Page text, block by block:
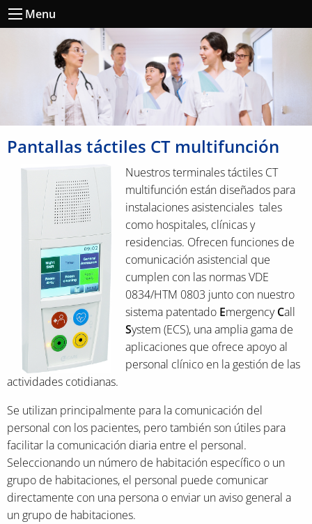
Menu
Pantallas táctiles CT multifunción
Nuestros terminales táctiles CT
multifunción están diseñados para
instalaciones asistenciales tales
como hospitales, clínicas y
residencias. Ofrecen funciones de
comunicación asistencial que
cumplen con las normas VDE
0834/HTM 0803 junto con nuestro
sistema patentado EmergencyCall
System (ECS), una amplia gama de
aplicaciones que ofrece apoyo al
personal clínico en la gestión de las
actividades cotidianas.
Se utilizan principalmente para la comunicación del
personal con los pacientes, pero también son útiles para
facilitar la comunicación diaria entre el personal.
Seleccionando un número de habitación específico o un
grupo de habitaciones, el personal puede comunicar
directamente con una persona o enviar un aviso general a
un grupo de habitaciones.